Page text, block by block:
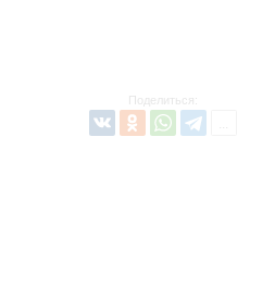
Поделиться: